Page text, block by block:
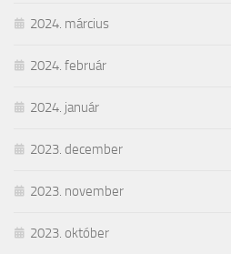
2024. március
2024. február
2024. január
2023. december
2023. november
2023. október